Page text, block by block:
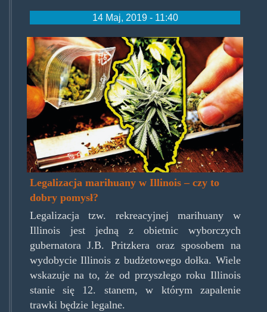
14 Maj, 2019 - 11:40
mjillinois.jpg
Legalizacja marihuany w Illinois – czy to
dobry pomysł?
Legalizacja tzw. rekreacyjnej marihuany w
Illinois jest jedną z obietnic wyborczych
gubernatora J.B. Pritzkera oraz sposobem na
wydobycie Illinois z budżetowego dołka. Wiele
wskazuje na to, że od przyszłego roku Illinois
stanie się 12. stanem, w którym zapalenie
trawki będzie legalne.